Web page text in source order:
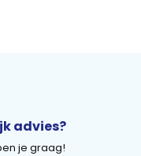
advies?
je graag!